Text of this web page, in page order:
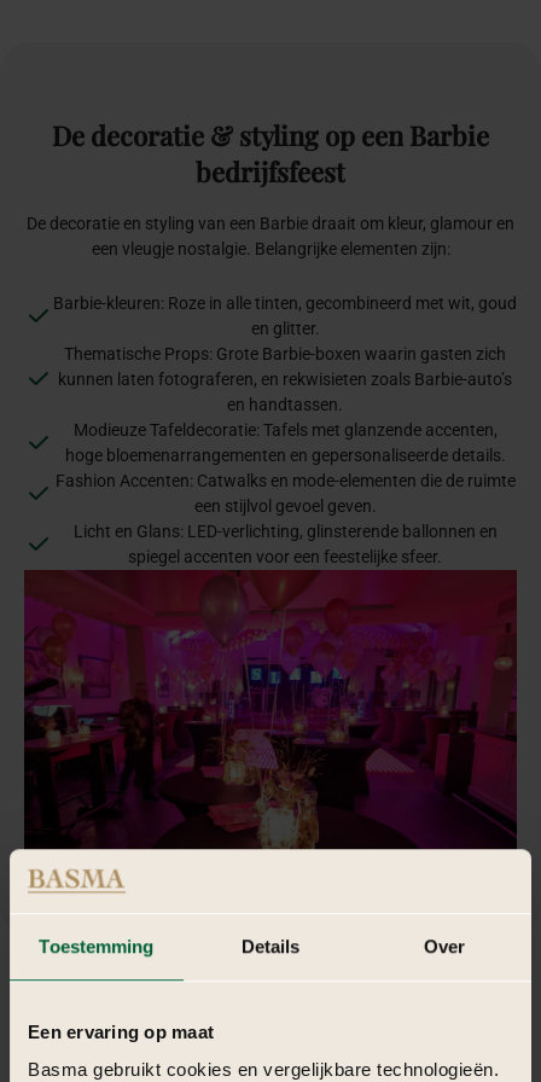
Toestemming Details Over
Een ervaring op maat
Basma gebruikt cookies en vergelijkbare technologieën.
De decoratie & styling op een Barbie
bedrijfsfeest
De decoratie en styling van een Barbie draait om kleur, glamour en
een vleugje nostalgie. Belangrijke elementen zijn:
Barbie-kleuren: Roze in alle tinten, gecombineerd met wit, goud
en glitter.
Thematische Props: Grote Barbie-boxen waarin gasten zich
kunnen laten fotograferen, en rekwisieten zoals Barbie-auto’s
en handtassen.
Modieuze Tafeldecoratie: Tafels met glanzende accenten,
hoge bloemenarrangementen en gepersonaliseerde details.
Fashion Accenten: Catwalks en mode-elementen die de ruimte
een stijlvol gevoel geven.
Licht en Glans: LED-verlichting, glinsterende ballonnen en
spiegel accenten voor een feestelijke sfeer.
Decateringen
Barbie bedrijfsfeest